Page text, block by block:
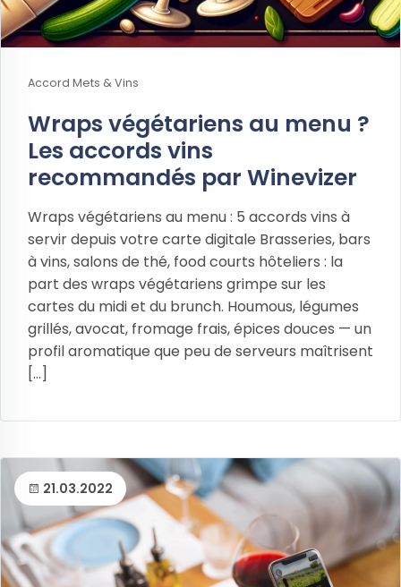
Accord Mets & Vins
Wraps végétariens au menu ?
Les accords vins
recommandés par Winevizer
Wraps végétariens au menu : 5 accords vins à
servir depuis votre carte digitale Brasseries, bars
à vins, salons de thé, food courts hôteliers : la
part des wraps végétariens grimpe sur les
cartes du midi et du brunch. Houmous, légumes
grillés, avocat, fromage frais, épices douces — un
profil aromatique que peu de serveurs maîtrisent
[...]
21.03.2022